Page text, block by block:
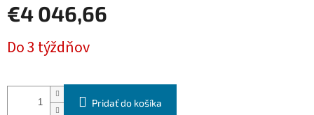
€4 046,66
cena:
Do 3 týždňov
Pridať do košíka